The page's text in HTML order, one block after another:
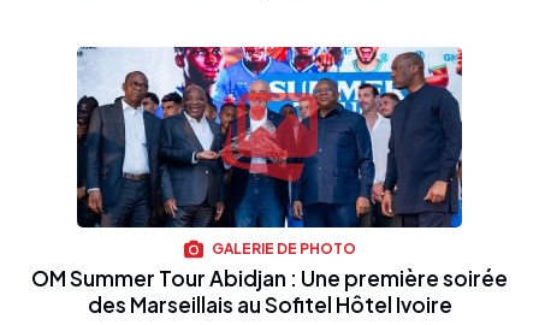
GALERIE DE PHOTO
OM Summer Tour Abidjan : Une première soirée
des Marseillais au Sofitel Hôtel Ivoire